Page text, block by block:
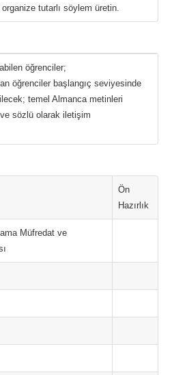
organize tutarlı söylem üretin.
öğrenciler;
öğrenciler başlangıç ​​seviyesinde
temel Almanca metinleri
sözlü olarak iletişim
Ön
Hazırlık
Müfredat ve